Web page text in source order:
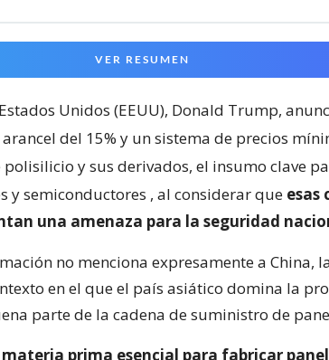
VER RESUMEN
Unidos (EEUU), Donald Trump,
del 15% y un sistema de precios
y sus derivados, el insumo clave
y semiconductores , al considerar que esas
una amenaza para la seguridad
no menciona expresamente a China,
en el que el país asiático domina la
parte de la cadena de suministro de
materia prima esencial para fabricar